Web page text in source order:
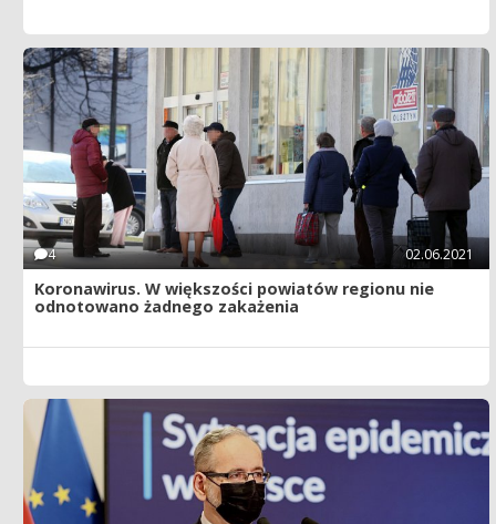
4 02.06.2021
Koronawirus. W większości powiatów regionu nie
odnotowano żadnego zakażenia